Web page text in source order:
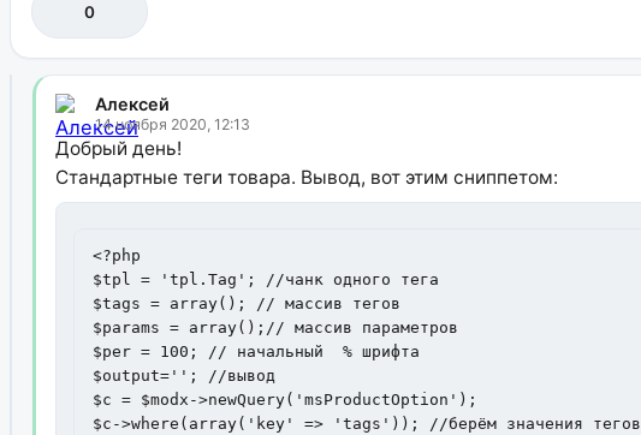
0
Алексей
14 ноября 2020, 12:13
Добрый день!
Стандартные теги товара. Вывод, вот этим сниппетом:
<?php
$tpl = 'tpl.Tag'; //чанк одного тега
$tags = array(); // массив тегов
$params = array();// массив параметров
$per = 100; // начальный  % шрифта
$output=''; //вывод
$c = $modx->newQuery('msProductOption');
$c->where(array('key' => 'tags')); //берём значения тегов